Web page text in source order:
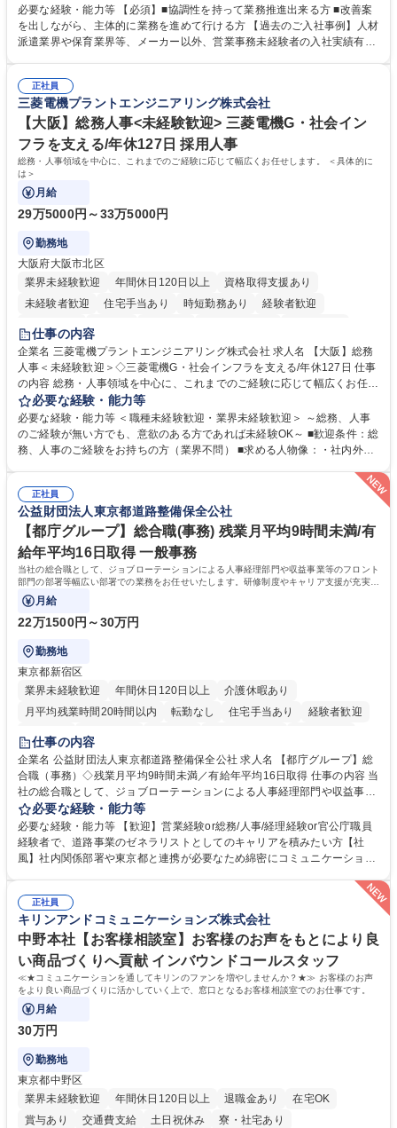
善をお任せ。 【教育制度】ご入社後、育成担当とペアになりながらOJTに
て業務を覚えていただくことが可能です。業務システムがきちんと構築さ
れているため、スムーズに仕事に慣れることができる環境です。また、
募集職種 【大阪・京都・滋賀】営業事務 ※未経験可
必要な経験・能力等 【必須】■協調性を持って業務推進出来る方 ■改善案
を出しながら、主体的に業務を進めて行ける方 【過去のご入社事例】人材
派遣業界や保育業界等、メーカー以外、営業事務未経験者の入社実績有
えて、お客様や社員の状況に合わせ、能動的なサポート、改善の動きも期
待され。組織を支えるスペシャリストとして、チームに貢献し、結果的に
社員から頼られる存在になることができます。平均19:30の退勤以降の業
務の持ち帰りも禁止されており、メリハリのある働き方となります。 学
歴・資格 学歴：大学院 大学 高専 短大 語学力： 資格：
正社員
三菱電機プラントエンジニアリング株式会社
【大阪】総務人事<未経験歓迎> 三菱電機G・社会イン
フラを支える/年休127日 採用人事
総務・人事領域を中心に、これまでのご経験に応じて幅広くお任せします。 ＜具体的に
は＞
月給
29万5000円～33万5000円
勤務地
大阪府大阪市北区
業界未経験歓迎
年間休日120日以上
資格取得支援あり
未経験者歓迎
住宅手当あり 時短勤務あり
経験者歓迎
退職金あり
駅近5分以内
土日祝休み 服装自由 寮・社宅あり 食事補助あり
仕事の内容
企業名 三菱電機プラントエンジニアリング株式会社 求人名 【大阪】総務
人事＜未経験歓迎＞◇三菱電機G・社会インフラを支える/年休127日 仕事
の内容 総務・人事領域を中心に、これまでのご経験に応じて幅広くお任せ
します。 ＜具体的には＞ ・総務/人事労務（給与・社保・勤怠管理など）
・採用・教育研修 ・福利厚生運用 など ※基本的には事務所勤務ですが、
採用や教育等の業務内容により、関西圏以外への日帰り・宿泊を伴う国内
出張もございます。 ※担当業務を持ちつつ、お互いに助け合いながら、総
総務人事＜未経験歓迎＞◇三菱電機G・社会インフラを支える/年休127日
必要な経験・能力等
必要な経験・能力等 ＜職種未経験歓迎・業界未経験歓迎＞ ～総務、人事
のご経験が無い方でも、意欲のある方であれば未経験OK～ ■歓迎条件：総
務、人事のご経験をお持ちの方（業界不問） ■求める人物像：・社内外の
ミュニケーション能力を持っている方 ・人事総務領域に興味がありゼネラ
正社員
公益財団法人東京都道路整備保全公社
【都庁グループ】総合職(事務) 残業月平均9時間未満/有
給年平均16日取得 一般事務
当社の総合職として、ジョブローテーションによる人事経理部門や収益事業等のフロント
部門の部署等幅広い部署での業務をお任せいたします。研修制度やキャリア支援が充実し
ております！ ※下記業務詳細
月給
22万1500円～30万円
勤務地
東京都新宿区
業界未経験歓迎
年間休日120日以上
介護休暇あり
月平均残業時間20時間以内
転勤なし 住宅手当あり
経験者歓迎
研修あり
退職金あり
駅近5分以内
資格取得手当あり 食事補助あり
仕事の内容
企業名 公益財団法人東京都道路整備保全公社 求人名 【都庁グループ】総
合職（事務）◇残業月平均9時間未満／有給年平均16日取得 仕事の内容 当
社の総合職として、ジョブローテーションによる人事経理部門や収益事業
等のフロント部門の部署等幅広い部署での業務をお任せいたします。研修
制度やキャリア支援が充実しております！ ※下記業務詳細 【業務詳細】■
管理部門：広報、人事、経理など当公社の運営に係る管理業務 ■収益部
門：駐車場の新規開拓、管理運営、新宿駅西口広場の「イベントコーナ
密集地域の特定整備路線の用地取得、道路に関する普及啓発事業、都内の
道路施設や道路工事現場の見学ツアー事業 ※入社後は上記いずれかの部門
へ配属。※業務内容変更の範囲：会社の定める業務 募集職種 【都庁グル
ープ】総合職（事務）◇残業月平均9時間未満／有給年平均16日取得
必要な経験・能力等
必要な経験・能力等 【歓迎】営業経験or総務/人事/経理経験or官公庁職員
経験者で、道路事業のゼネラリストとしてのキャリアを積みたい方【社
風】社内関係部署や東京都と連携が必要なため綿密にコミュニケーション
は、駐車場の管理運営や道路用地の取得、公益財団法人の中枢を担う管理
部門など多岐に渡る業務を経験できます。 ■様々なプロジェクト：駐車場
事業の他、新宿駅西口広場内に設置された照明を兼ねた広告「ブライトサ
イン」の管理運営を行うなど、事業収益を生み出す活動を積極的に行って
います。 学歴・資格 学歴：大学院 大学 高専 短大 専修学校 高校 語学力：
資格：
正社員
キリンアンドコミュニケーションズ株式会社
中野本社【お客様相談室】お客様のお声をもとにより良
い商品づくりへ貢献 インバウンドコールスタッフ
≪★コミュニケーションを通してキリンのファンを増やしませんか？★≫ お客様のお声
をより良い商品づくりに活かしていく上で、窓口となるお客様相談室でのお仕事です。
月給
30万円
勤務地
東京都中野区
業界未経験歓迎
年間休日120日以上 退職金あり
在宅OK
賞与あり
交通費支給 土日祝休み 寮・社宅あり